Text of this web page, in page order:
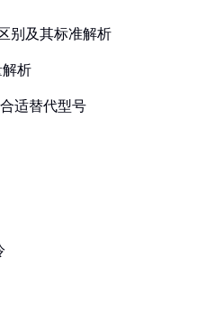
别及其标准解析
解析
适替代型号